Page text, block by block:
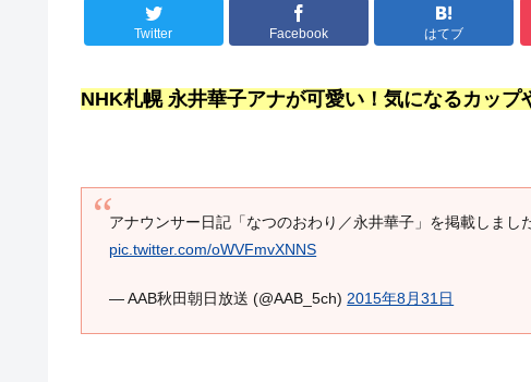
Twitter Facebook はてブ
NHK札幌 永井華子アナが可愛い！気になるカップ
アナウンサー日記「なつのおわり／永井華子」を掲載しまし
pic.twitter.com/oWVFmvXNNS
— AAB秋田朝日放送 (@AAB_5ch) 2015年8月31日